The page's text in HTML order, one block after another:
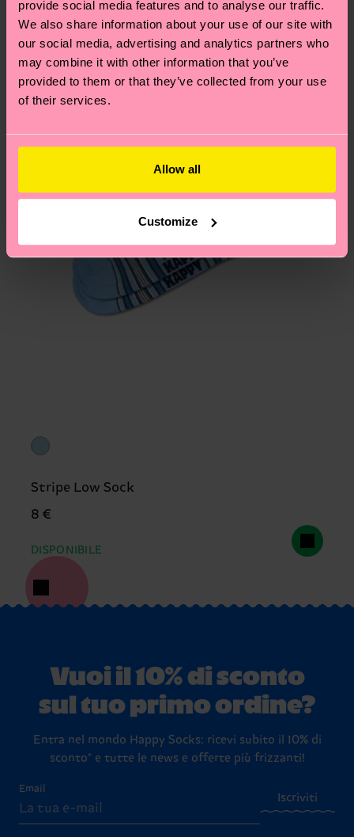
provide social media features and to analyse our traffic.
We also share information about your use of our site with
our social media, advertising and analytics partners who
may combine it with other information that you’ve
provided to them or that they’ve collected from your use
of their services.
Allow all
Customize
un’occhiata alla nostra
pagina sulla sostenibilità!
locali.
Hai domande sui resi? Visita la nostra pagina Resi
per trovare le risposte alle domande più comuni.
Secondo noi, ti piaceràPattern simili
Novità
Stripe Low Sock
8 €
DISPONIBILE
Vuoi il 10% di sconto
sul tuo primo ordine?
Entra nel mondo Happy Socks: ricevi subito il 10% di
sconto* e tutte le news e offerte più frizzanti!
Email
Iscriviti